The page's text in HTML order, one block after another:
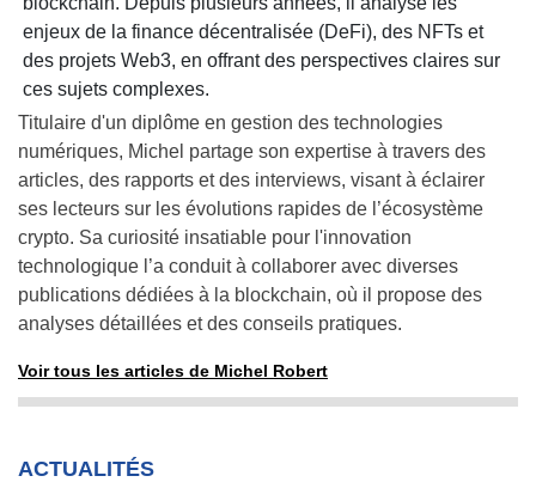
enjeux de la finance décentralisée (DeFi), des NFTs et
des projets Web3, en offrant des perspectives claires sur
ces sujets complexes.
Titulaire d'un diplôme en gestion des technologies
numériques, Michel partage son expertise à travers des
articles, des rapports et des interviews, visant à éclairer
ses lecteurs sur les évolutions rapides de l’écosystème
crypto. Sa curiosité insatiable pour l'innovation
technologique l’a conduit à collaborer avec diverses
publications dédiées à la blockchain, où il propose des
analyses détaillées et des conseils pratiques.
Voir tous les articles de Michel Robert
ACTUALITÉS